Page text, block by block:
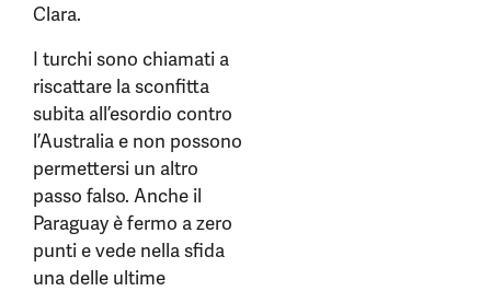
Clara.
I turchi sono chiamati a
riscattare la sconfitta
subita all’esordio contro
l’Australia e non possono
permettersi un altro
passo falso. Anche il
Paraguay è fermo a zero
punti e vede nella sfida
una delle ultime